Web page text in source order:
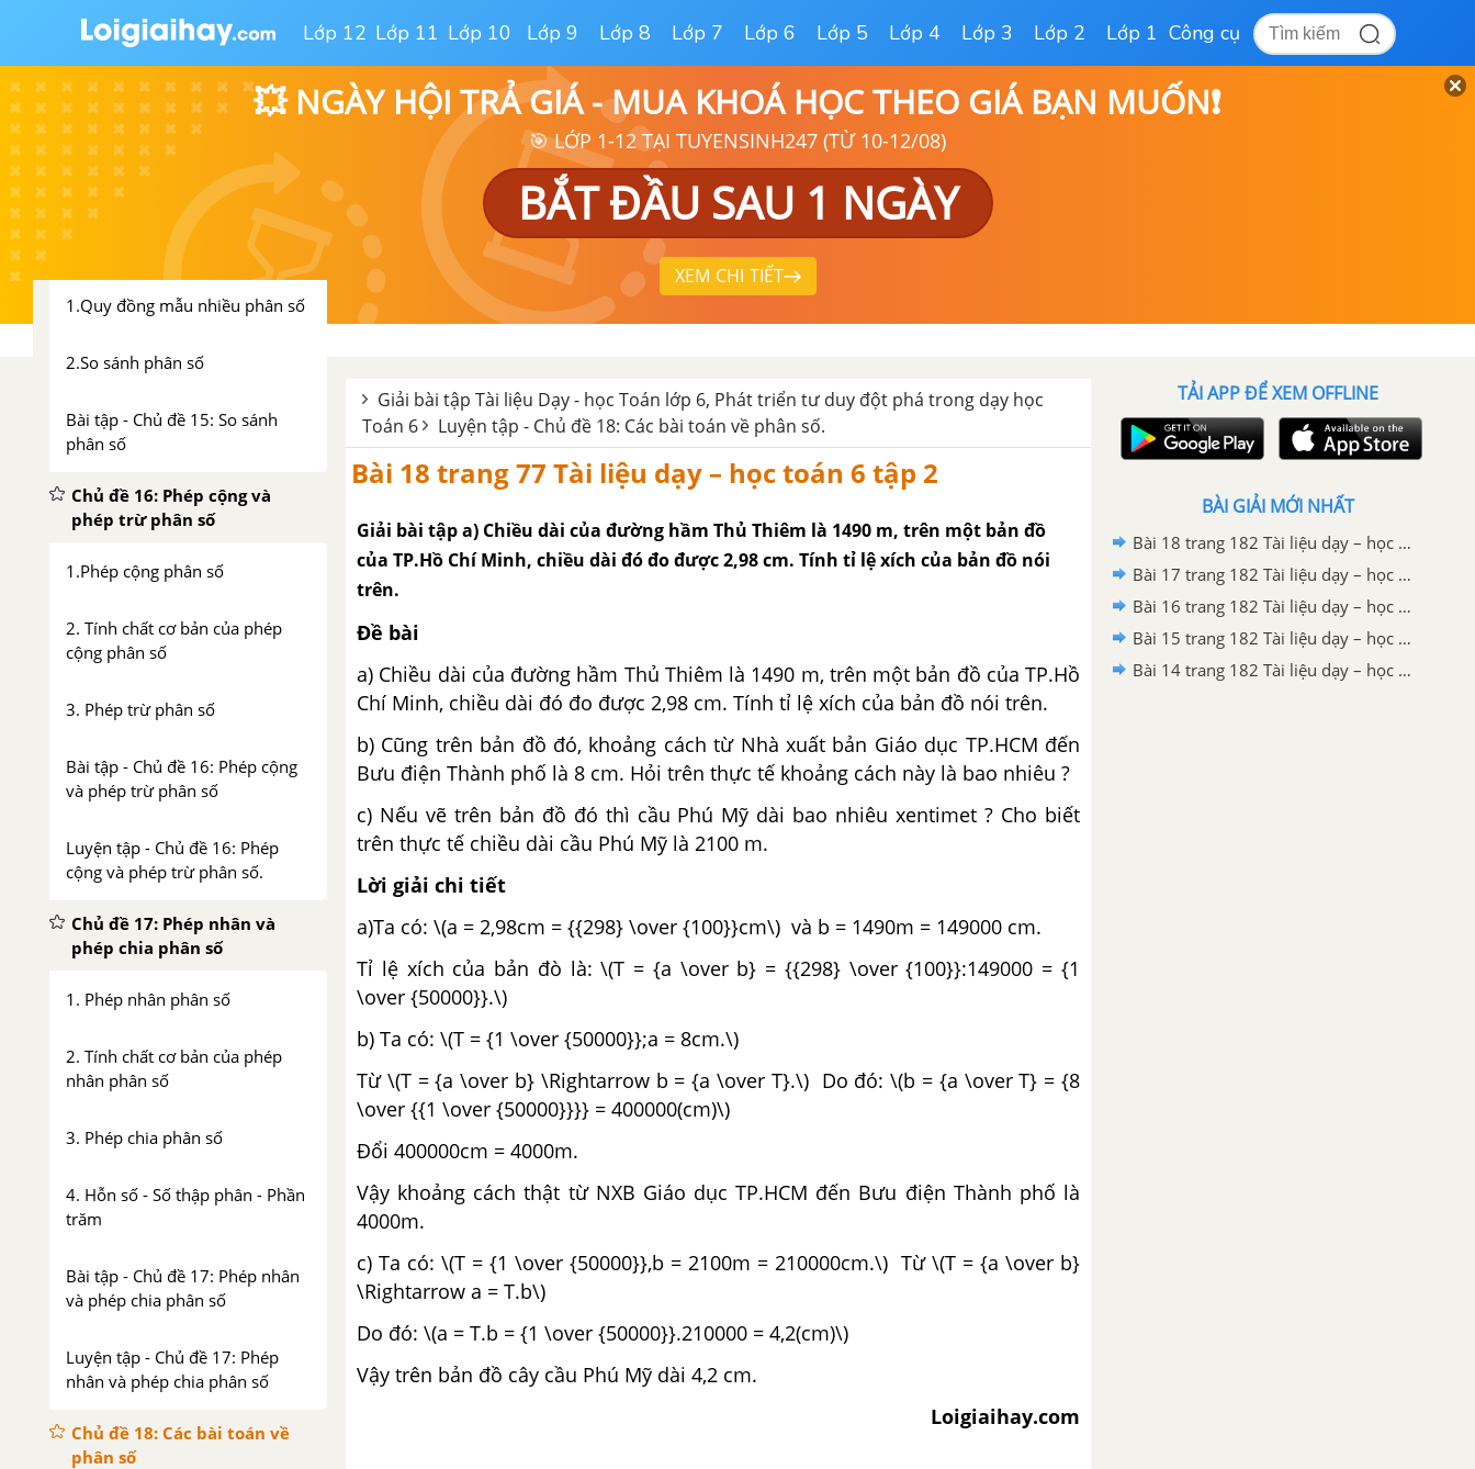
Lớp 12 Lớp 11 Lớp 10 Lớp 9 Lớp 8 Lớp 7 Lớp 6 Lớp 5 Lớp 4 Lớp 3 Lớp 2 Lớp 1 Công cụ
💥 NGÀY HỘI TRẢ GIÁ - MUA KHOÁ HỌC THEO GIÁ BẠN MUỐN❗
🎯 LỚP 1-12 TẠI TUYENSINH247 (TỪ 10-12/08)
BẮT ĐẦU SAU 1 NGÀY
XEM CHI TIẾT
3. Tính chất cơ bản của phân số
4. Rút gọn phân số
Bài tập - Chủ đề 14: Phân số
Luyện tập - Chủ đề 14: Phân số
Chủ đề 15: So sánh phân số
1.Quy đồng mẫu nhiều phân số
2.So sánh phân số
Bài tập - Chủ đề 15: So sánh
phân số
Chủ đề 16: Phép cộng và
phép trừ phân số
1.Phép cộng phân số
2. Tính chất cơ bản của phép
cộng phân số
3. Phép trừ phân số
Bài tập - Chủ đề 16: Phép cộng
và phép trừ phân số
Luyện tập - Chủ đề 16: Phép
cộng và phép trừ phân số.
Chủ đề 17: Phép nhân và
phép chia phân số
1. Phép nhân phân số
2. Tính chất cơ bản của phép
nhân phân số
3. Phép chia phân số
4. Hỗn số - Số thập phân - Phần
trăm
Bài tập - Chủ đề 17: Phép nhân
và phép chia phân số
Luyện tập - Chủ đề 17: Phép
nhân và phép chia phân số
Chủ đề 18: Các bài toán về
phân số
Giải bài tập Tài liệu Dạy - học Toán lớp 6, Phát triển tư duy đột phá trong dạy học
Toán 6
Luyện tập - Chủ đề 18: Các bài toán về phân số.
Bài 18 trang 77 Tài liệu dạy – học toán 6 tập 2
Giải bài tập a) Chiều dài của đường hầm Thủ Thiêm là 1490 m, trên một bản đồ
của TP.Hồ Chí Minh, chiều dài đó đo được 2,98 cm. Tính tỉ lệ xích của bản đồ nói
trên.
Đề bài
a) Chiều dài của đường hầm Thủ Thiêm là 1490 m, trên một bản đồ của TP.Hồ
Chí Minh, chiều dài đó đo được 2,98 cm. Tính tỉ lệ xích của bản đồ nói trên.
b) Cũng trên bản đồ đó, khoảng cách từ Nhà xuất bản Giáo dục TP.HCM đến
Bưu điện Thành phố là 8 cm. Hỏi trên thực tế khoảng cách này là bao nhiêu ?
c) Nếu vẽ trên bản đồ đó thì cầu Phú Mỹ dài bao nhiêu xentimet ? Cho biết
trên thực tế chiều dài cầu Phú Mỹ là 2100 m.
Lời giải chi tiết
a)Ta có: \(a = 2,98cm = {{298} \over {100}}cm\) và b = 1490m = 149000 cm.
Tỉ lệ xích của bản đò là: \(T = {a \over b} = {{298} \over {100}}:149000 = {1
\over {50000}}.\)
b) Ta có: \(T = {1 \over {50000}};a = 8cm.\)
Từ \(T = {a \over b} \Rightarrow b = {a \over T}.\) Do đó: \(b = {a \over T} = {8
\over {{1 \over {50000}}}} = 400000(cm)\)
Đổi 400000cm = 4000m.
Vậy khoảng cách thật từ NXB Giáo dục TP.HCM đến Bưu điện Thành phố là
4000m.
c) Ta có: \(T = {1 \over {50000}},b = 2100m = 210000cm.\) Từ \(T = {a \over b}
\Rightarrow a = T.b\)
Do đó: \(a = T.b = {1 \over {50000}}.210000 = 4,2(cm)\)
Vậy trên bản đồ cây cầu Phú Mỹ dài 4,2 cm.
Loigiaihay.com
TẢI APP ĐỂ XEM OFFLINE
BÀI GIẢI MỚI NHẤT
Bài 18 trang 182 Tài liệu dạy – học toán 6 tập 1
Bài 17 trang 182 Tài liệu dạy – học toán 6 tập 1
Bài 16 trang 182 Tài liệu dạy – học toán 6 tập 1
Bài 15 trang 182 Tài liệu dạy – học toán 6 tập 1
Bài 14 trang 182 Tài liệu dạy – học toán 6 tập 1